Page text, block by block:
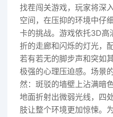
找茬闯关游戏，玩家将深
空间，在压抑的环境中仔
卡的挑战。游戏依托3D高
折的走廊和闪烁的灯光，
若有若无的脚步声和突如
极强的心理压迫感。场景
然：斑驳的墙壁上沾满暗
地面折射出微弱光线，四
肢让整个环境更加惊悚。